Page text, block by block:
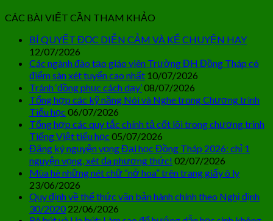
CÁC BÀI VIẾT CẦN THAM KHẢO
BÍ QUYẾT ĐỌC DIỄN CẢM VÀ KỂ CHUYỆN HAY
12/07/2026
Các ngành đào tạo giáo viên Trường ĐH Đồng Tháp có
điểm sàn xét tuyển cao nhất 10/07/2026
Tránh ‘đồng phục cách dạy’08/07/2026
Tổng hợp các kỹ năng Nói và Nghe trong Chương trình
Tiểu học 06/07/2026
Tổng hợp các quy tắc chính tả cốt lõi trong chương trình
Tiếng Việt tiểu học 05/07/2026
Đăng ký nguyện vọng Đại học Đồng Tháp 2026: chỉ 1
nguyện vọng, xét đa phương thức! 02/07/2026
Mùa hè những nét chữ “nở hoa” trên trang giấy ô ly
23/06/2026
Quy định về thể thức văn bản hành chính theo Nghị định
30/2020 22/06/2026